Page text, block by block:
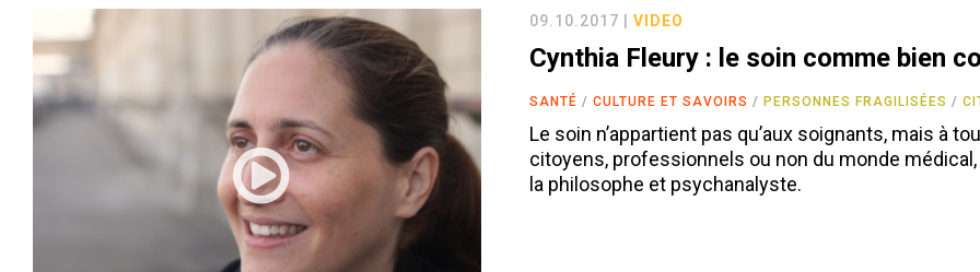
09.10.2017 |VIDEO
Cynthia Fleury : le soin comme bien
SANTÉ CULTURE ET SAVOIRS PERSONNES FRAGILISÉES
Le soin n’appartient pas qu’aux soignants, mais à
citoyens, professionnels ou non du monde
la philosophe et psychanalyste.